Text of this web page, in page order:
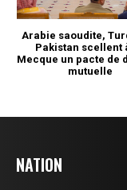
NATION